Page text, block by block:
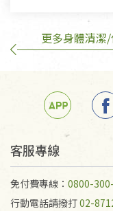
訂購手抄稿退貨
若未保持原包裝
任何折損、磨損
不接受退貨之手
代為結緣處理等
產生的運費100元/
更多身體清潔
客服專線
免付費專線： 0800-
行動電話請撥打02-